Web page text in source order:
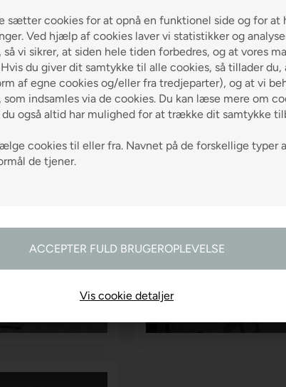
sætter cookies for at opnå en funktionel side og for at
Ved hjælp af cookies laver vi statistikker og
vi sikrer, at siden hele tiden forbedres, og at vores
du giver dit samtykke til alle cookies, så tillader
af egne cookies og/eller fra tredjeparter), og at vi
som indsamles via de cookies. Du kan læse mere om
du også altid har mulighed for at trække dit samtykke
cookies til eller fra. Navnet på de forskellige typer
de tjener.
Vis cookie detaljer
varer
R2 GARDINER